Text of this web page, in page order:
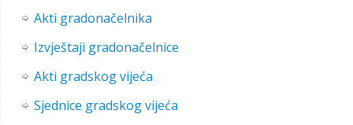
Akti gradonačelnika
Izvještaji gradonačelnice
Akti gradskog vijeća
Sjednice gradskog vijeća